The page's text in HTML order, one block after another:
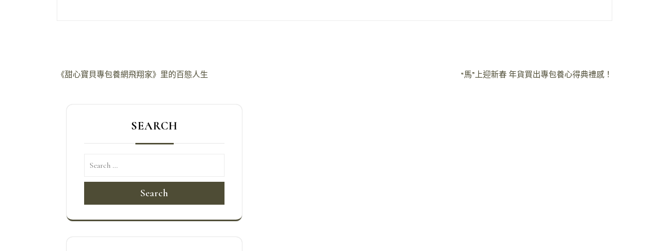
文
“馬”上迎新春 年貨買出專包養心得典禮感！
《甜心寶貝專包養網飛翔家》里的百態人生
SEARCH
Search